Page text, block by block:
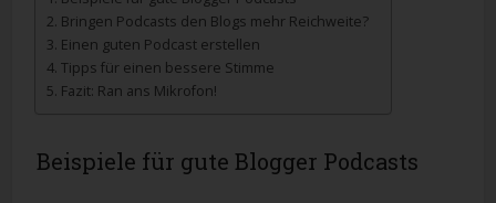
Bringen Podcasts den Blogs mehr Reichweite?
Einen guten Podcast erstellen
Tipps für einen bessere Stimme
Fazit: Ran ans Mikrofon!
Beispiele für gute Blogger Podcasts